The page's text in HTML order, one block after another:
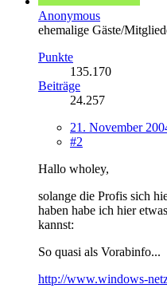
Anonymous
ehemalige Gäste/
Punkte
135.170
Beiträge
24.257
21. November
#2
Hallo wholey,
solange die Profis sich
haben habe ich hier
kannst:
So quasi als Vorabinfo...
http://www.windows-